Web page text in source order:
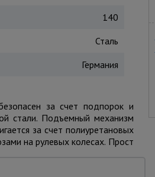
140
Сталь
Германия
за счет подпорок и
стали. Подъемный механизм
за счет полиуретановых
на рулевых колесах. Прост